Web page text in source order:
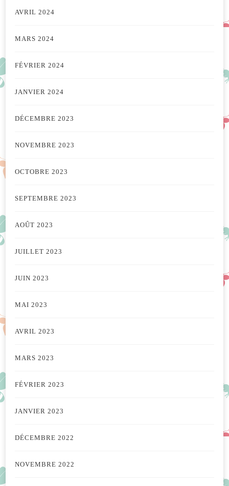
AVRIL 2024
MARS 2024
FÉVRIER 2024
JANVIER 2024
DÉCEMBRE 2023
NOVEMBRE 2023
OCTOBRE 2023
SEPTEMBRE 2023
AOÛT 2023
JUILLET 2023
JUIN 2023
MAI 2023
AVRIL 2023
MARS 2023
FÉVRIER 2023
JANVIER 2023
DÉCEMBRE 2022
NOVEMBRE 2022